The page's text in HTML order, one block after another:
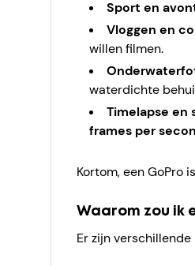
Sport en
Vloggen en
willen filmen.
waterdichte
Timelapse en
frames per
Kortom, een GoPro
Waarom zou ik
Er zijn